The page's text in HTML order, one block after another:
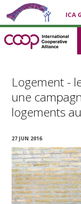
ICA
Logement -
une
logements
27 JUN 2016